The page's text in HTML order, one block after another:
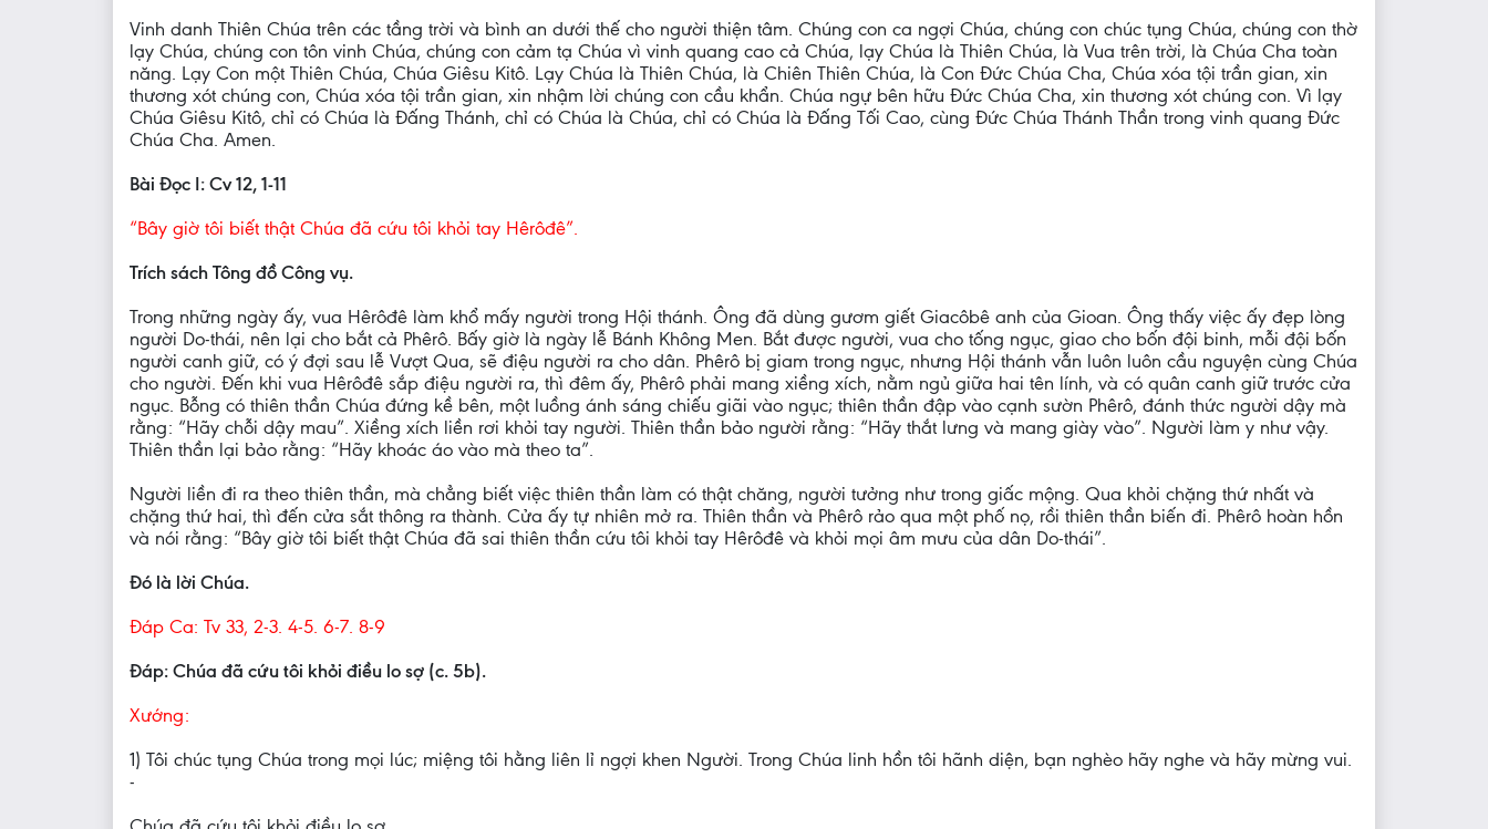
Vinh danh Thiên Chúa trên các tầng trời và bình an dưới thế cho người thiện tâm. Chúng con ca ngợi Chúa, chúng con chúc tụng Chúa, chúng con thờ
lạy Chúa, chúng con tôn vinh Chúa, chúng con cảm tạ Chúa vì vinh quang cao cả Chúa, lạy Chúa là Thiên Chúa, là Vua trên trời, là Chúa Cha toàn
năng. Lạy Con một Thiên Chúa, Chúa Giêsu Kitô. Lạy Chúa là Thiên Chúa, là Chiên Thiên Chúa, là Con Ðức Chúa Cha, Chúa xóa tội trần gian, xin
thương xót chúng con, Chúa xóa tội trần gian, xin nhậm lời chúng con cầu khẩn. Chúa ngự bên hữu Ðức Chúa Cha, xin thương xót chúng con. Vì lạy
Chúa Giêsu Kitô, chỉ có Chúa là Ðấng Thánh, chỉ có Chúa là Chúa, chỉ có Chúa là Ðấng Tối Cao, cùng Ðức Chúa Thánh Thần trong vinh quang Ðức
Chúa Cha. Amen.
Bài Ðọc I: Cv 12, 1-11
“Bây giờ tôi biết thật Chúa đã cứu tôi khỏi tay Hêrôđê”.
Trích sách Tông đồ Công vụ.
Trong những ngày ấy, vua Hêrôđê làm khổ mấy người trong Hội thánh. Ông đã dùng gươm giết Giacôbê anh của Gioan. Ông thấy việc ấy đẹp lòng
người Do-thái, nên lại cho bắt cả Phêrô. Bấy giờ là ngày lễ Bánh Không Men. Bắt được người, vua cho tống ngục, giao cho bốn đội binh, mỗi đội bốn
người canh giữ, có ý đợi sau lễ Vượt Qua, sẽ điệu người ra cho dân. Phêrô bị giam trong ngục, nhưng Hội thánh vẫn luôn luôn cầu nguyện cùng Chúa
cho người. Ðến khi vua Hêrôđê sắp điệu người ra, thì đêm ấy, Phêrô phải mang xiềng xích, nằm ngủ giữa hai tên lính, và có quân canh giữ trước cửa
ngục. Bỗng có thiên thần Chúa đứng kề bên, một luồng ánh sáng chiếu giãi vào ngục; thiên thần đập vào cạnh sườn Phêrô, đánh thức người dậy mà
rằng: “Hãy chỗi dậy mau”. Xiềng xích liền rơi khỏi tay người. Thiên thần bảo người rằng: “Hãy thắt lưng và mang giày vào”. Người làm y như vậy.
Thiên thần lại bảo rằng: “Hãy khoác áo vào mà theo ta”.
Người liền đi ra theo thiên thần, mà chẳng biết việc thiên thần làm có thật chăng, người tưởng như trong giấc mộng. Qua khỏi chặng thứ nhất và
chặng thứ hai, thì đến cửa sắt thông ra thành. Cửa ấy tự nhiên mở ra. Thiên thần và Phêrô rảo qua một phố nọ, rồi thiên thần biến đi. Phêrô hoàn hồn
và nói rằng: “Bây giờ tôi biết thật Chúa đã sai thiên thần cứu tôi khỏi tay Hêrôđê và khỏi mọi âm mưu của dân Do-thái”.
Ðó là lời Chúa.
Ðáp Ca: Tv 33, 2-3. 4-5. 6-7. 8-9
Ðáp: Chúa đã cứu tôi khỏi điều lo sợ (c. 5b).
Xướng:
1) Tôi chúc tụng Chúa trong mọi lúc; miệng tôi hằng liên lỉ ngợi khen Người. Trong Chúa linh hồn tôi hãnh diện, bạn nghèo hãy nghe và hãy mừng vui.
-